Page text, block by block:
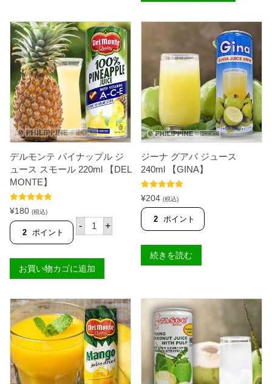
キ
チ
ョ
コ
レ
ー
ト
ミ
ル
ク
ス
モ
ー
ル
5
デルモンテ パイナップル ジ
ュース スモール 220ml 【DEL
MONTE】
5段階中5.00
の評価
¥180 (税込)
2 ポイント
- デ
ル
テ
パ
イ
ッ
プ
ル
ジ
ュ
ー
ス
ス
モ
+
お買い物カゴに追加
ジーナ グアバ ジュース
240ml 【GINA】
5段階中5.00
の評価
¥204 (税込)
2 ポイント
続きを読む